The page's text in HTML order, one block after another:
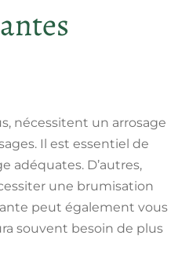
nécessitent un arrosage
Il est essentiel de
adéquates. D’autres,
une brumisation
peut également vous
souvent besoin de plus